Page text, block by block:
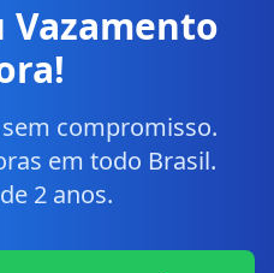
Vazamento
compromisso.
em todo Brasil.
2 anos.